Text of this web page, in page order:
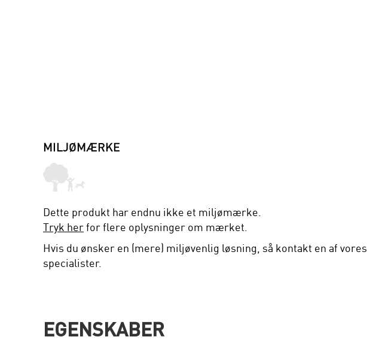
MILJØMÆRKE
Dette produkt har endnu ikke et miljømærke.
Tryk herfor flere oplysninger om mærket.
Hvis du ønsker en (mere) miljøvenlig løsning, så kontakt en af vores
specialister.
EGENSKABER